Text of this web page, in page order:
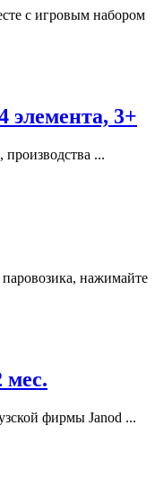
с игровым набором
элемента, 3+
...
нажимайте
мес.
фирмы Janod ...